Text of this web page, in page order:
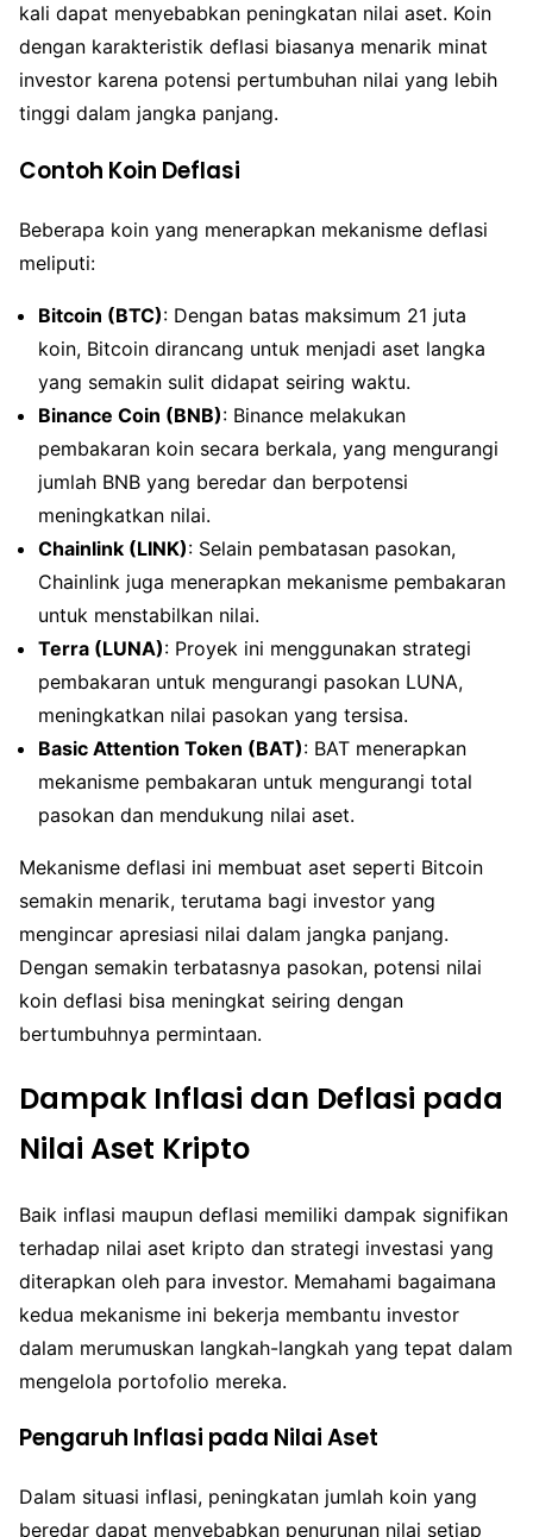
kali dapat menyebabkan peningkatan nilai aset. Koin
dengan karakteristik deflasi biasanya menarik minat
investor karena potensi pertumbuhan nilai yang lebih
tinggi dalam jangka panjang.
Contoh Koin Deflasi
Beberapa koin yang menerapkan mekanisme deflasi
meliputi:
Bitcoin (BTC): Dengan batas maksimum 21 juta
koin, Bitcoin dirancang untuk menjadi aset langka
yang semakin sulit didapat seiring waktu.
Binance Coin (BNB): Binance melakukan
pembakaran koin secara berkala, yang mengurangi
jumlah BNB yang beredar dan berpotensi
meningkatkan nilai.
Chainlink (LINK): Selain pembatasan pasokan,
Chainlink juga menerapkan mekanisme pembakaran
untuk menstabilkan nilai.
Terra (LUNA): Proyek ini menggunakan strategi
pembakaran untuk mengurangi pasokan LUNA,
meningkatkan nilai pasokan yang tersisa.
Basic Attention Token (BAT): BAT menerapkan
mekanisme pembakaran untuk mengurangi total
pasokan dan mendukung nilai aset.
Mekanisme deflasi ini membuat aset seperti Bitcoin
semakin menarik, terutama bagi investor yang
mengincar apresiasi nilai dalam jangka panjang.
Dengan semakin terbatasnya pasokan, potensi nilai
koin deflasi bisa meningkat seiring dengan
bertumbuhnya permintaan.
Dampak Inflasi dan Deflasi pada
Nilai Aset Kripto
Baik inflasi maupun deflasi memiliki dampak signifikan
terhadap nilai aset kripto dan strategi investasi yang
diterapkan oleh para investor. Memahami bagaimana
kedua mekanisme ini bekerja membantu investor
dalam merumuskan langkah-langkah yang tepat dalam
mengelola portofolio mereka.
Pengaruh Inflasi pada Nilai Aset
Dalam situasi inflasi, peningkatan jumlah koin yang
beredar dapat menyebabkan penurunan nilai setiap